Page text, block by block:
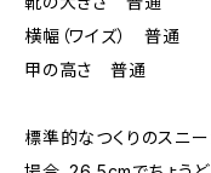
横幅（ワイズ） 普通
甲の高さ 普通
標準的なつくりのスニ